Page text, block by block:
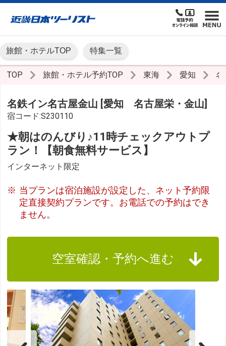
旅館・ホテルTOP 特集一覧
TOP 旅館・ホテル予約TOP 東海 愛知
名鉄イン名古屋金山 [愛知 名古屋栄・金山]
宿コード:S230110
★朝はのんびり♪11時チェックアウトプ
ラン！【朝食無料サービス】
インターネット限定
当プランは宿泊施設が設定した、ネット予約限
定直接契約プランです。お電話での予約はでき
ません。
空室確認・予約へ進む